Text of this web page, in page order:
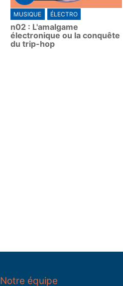
P
l
a
y
MUSIQUE ÉLECTRO
n02 : L'amalgame
électronique ou la conquête
du trip-hop
Notre équipe